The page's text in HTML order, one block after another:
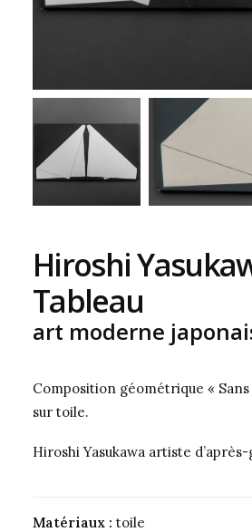
Hiroshi
Tableau
art moderne
Composition géométrique «
sur toile.
Hiroshi Yasukawa artiste
Matériaux : toile